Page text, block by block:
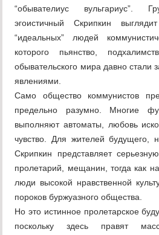
“обывателиус вульгариус”.
эгоистичный Скрипкин
“идеальных” людей
которого пьянство,
обывательского мира давно стали
явлениями.
Само общество коммунистов
предельно разумно. Многие
выполняют автоматы, любовь
чувство. Для жителей будущего,
Скрипкин представляет
пролетарий, мещанин, тогда как
люди высокой нравственной
пороков буржуазного общества.
Но это истинное пролетарское
поскольку здесь правят